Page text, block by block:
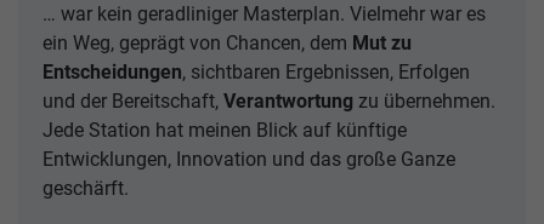
… war kein geradliniger Masterplan. Vielmehr war es
ein Weg, geprägt von Chancen, dem Mut zu
Entscheidungen, sichtbaren Ergebnissen, Erfolgen
und der Bereitschaft, Verantwortung zu übernehmen.
Jede Station hat meinen Blick auf künftige
Entwicklungen, Innovation und das große Ganze
geschärft.